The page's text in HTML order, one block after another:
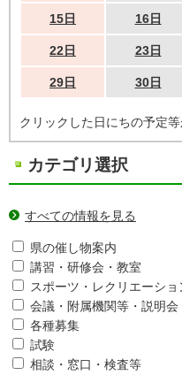
15日 16日
22日 23日
29日 30日
クリックした日にちの予定等
カテゴリ選択
すべての情報を見る
県の催し物案内
講習・研修会・教室
スポーツ・レクリエーショ
会議・附属機関等・説明会
各種募集
試験
相談・窓口・検査等